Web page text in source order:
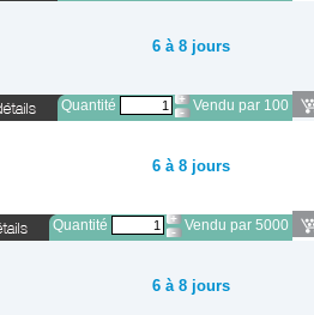
6 à 8 jours
Quantité Vendu par 100
6 à 8 jours
Quantité Vendu par 5000
6 à 8 jours